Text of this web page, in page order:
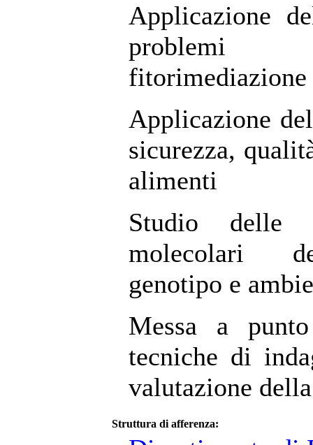
Applicazione
problemi
fitorimediazione
Applicazione
sicurezza,
alimenti
Studio delle
molecolari
genotipo e
Messa a
tecniche di
valutazione
Struttura di afferenza: